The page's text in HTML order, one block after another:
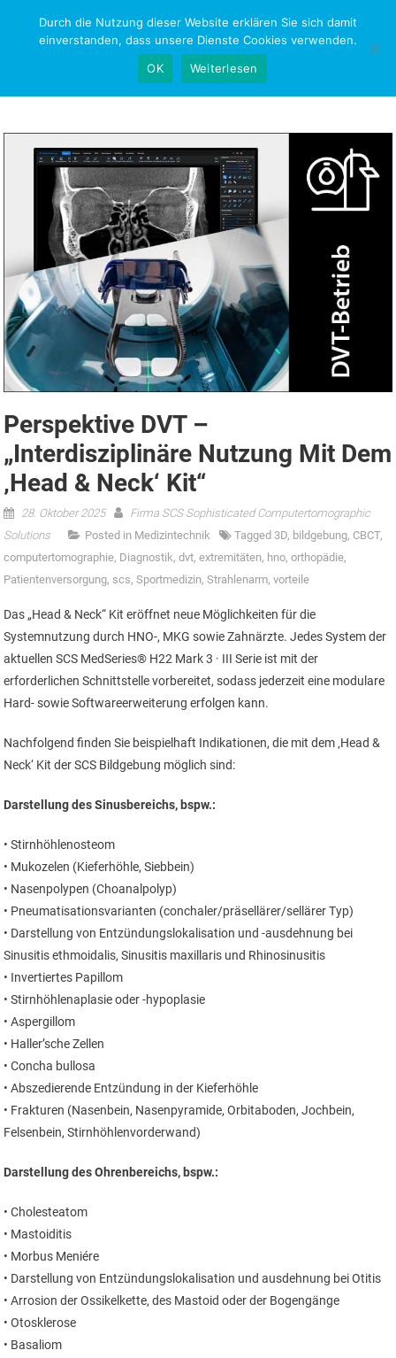
NEWS-RESEARCH
Perspektive DVT –
„Interdisziplinäre Nutzung Mit Dem
‚Head & Neck‘ Kit“
28. Oktober 2025
Firma SCS Sophisticated Computertomographic
Solutions
Posted in Medizintechnik Tagged 3D, bildgebung,CBCT,
computertomographie, Diagnostik,dvt,extremitäten, hno,orthopädie,
Patientenversorgung, scs,Sportmedizin,Strahlenarm,vorteile
Das „Head & Neck“ Kit eröffnet neue Möglichkeiten für die
Systemnutzung durch HNO-, MKG sowie Zahnärzte. Jedes System der
aktuellen SCS MedSeries® H22 Mark 3 · III Serie ist mit der
erforderlichen Schnittstelle vorbereitet, sodass jederzeit eine modulare
Hard- sowie Softwareerweiterung erfolgen kann.
Nachfolgend finden Sie beispielhaft Indikationen, die mit dem ‚Head &
Neck‘ Kit der SCS Bildgebung möglich sind:
Darstellung des Sinusbereichs, bspw.:
• Stirnhöhlenosteom
• Mukozelen (Kieferhöhle, Siebbein)
• Nasenpolypen (Choanalpolyp)
• Pneumatisationsvarianten (conchaler/präsellärer/sellärer Typ)
• Darstellung von Entzündungslokalisation und -ausdehnung bei
Sinusitis ethmoidalis, Sinusitis maxillaris und Rhinosinusitis
• Invertiertes Papillom
• Stirnhöhlenaplasie oder -hypoplasie
• Aspergillom
• Haller’sche Zellen
• Concha bullosa
• Abszedierende Entzündung in der Kieferhöhle
• Frakturen (Nasenbein, Nasenpyramide, Orbitaboden, Jochbein,
Felsenbein, Stirnhöhlenvorderwand)
Darstellung des Ohrenbereichs, bspw.:
• Cholesteatom
• Mastoiditis
• Morbus Meniére
• Darstellung von Entzündungslokalisation und ausdehnung bei Otitis
• Arrosion der Ossikelkette, des Mastoid oder der Bogengänge
• Otosklerose
• Basaliom
Durch die Nutzung dieser Website erklären Sie sich damit
einverstanden, dass unsere Dienste Cookies verwenden.
OK
Weiterlesen